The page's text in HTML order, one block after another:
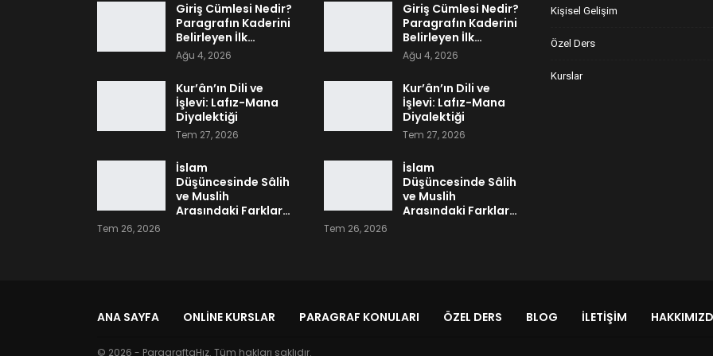
Giriş Cümlesi Nedir?
Paragrafın Kaderini
Belirleyen İlk…
Ağu 4, 2026
Kur’ân’ın Dili ve
İşlevi: Lafız-Mana
Diyalektiği
Tem 27, 2026
İslam
Düşüncesinde Sâlih
ve Muslih
Arasındaki Farklar…
Tem 26, 2026
Giriş Cümlesi Nedir?
Paragrafın Kaderini
Belirleyen İlk…
Ağu 4, 2026
Kur’ân’ın Dili ve
İşlevi: Lafız-Mana
Diyalektiği
Tem 27, 2026
İslam
Düşüncesinde Sâlih
ve Muslih
Arasındaki Farklar…
Tem 26, 2026
Kişisel Gelişim
Özel Ders
Kurslar
ANA SAYFA ONLINE KURSLAR PARAGRAF KONULARI ÖZEL DERS BLOG İLETIŞIM
© 2026 - ParagraftaHız. Tüm hakları saklıdır.